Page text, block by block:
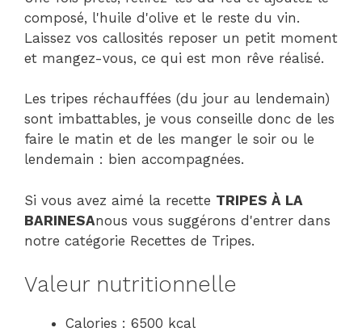
composé, l'huile d'olive et le reste du vin.
Laissez vos callosités reposer un petit moment
et mangez-vous, ce qui est mon rêve réalisé.
Les tripes réchauffées (du jour au lendemain)
sont imbattables, je vous conseille donc de les
faire le matin et de les manger le soir ou le
lendemain : bien accompagnées.
Si vous avez aimé la recette TRIPES À LA
BARINESAnous vous suggérons d'entrer dans
notre catégorie Recettes de Tripes.
Valeur nutritionnelle
Calories : 6500 kcal